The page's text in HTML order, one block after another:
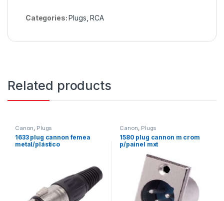
Categories:Plugs ,RCA
Related products
Canon, Plugs
1633 plug cannon femea
metal/plástico
Canon, Plugs
1580 plug cannon m crom
p/painel mxt